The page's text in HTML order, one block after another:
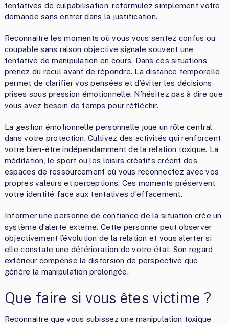
tentatives de culpabilisation, reformulez simplement votre
demande sans entrer dans la justification.
Reconnaître les moments où vous vous sentez confus ou
coupable sans raison objective signale souvent une
tentative de manipulation en cours. Dans ces situations,
prenez du recul avant de répondre. La distance temporelle
permet de clarifier vos pensées et d’éviter les décisions
prises sous pression émotionnelle. N’hésitez pas à dire que
vous avez besoin de temps pour réfléchir.
La gestion émotionnelle personnelle joue un rôle central
dans votre protection. Cultivez des activités qui renforcent
votre bien-être indépendamment de la relation toxique. La
méditation, le sport ou les loisirs créatifs créent des
espaces de ressourcement où vous reconnectez avec vos
propres valeurs et perceptions. Ces moments préservent
votre identité face aux tentatives d’effacement.
Informer une personne de confiance de la situation crée un
système d’alerte externe. Cette personne peut observer
objectivement l’évolution de la relation et vous alerter si
elle constate une détérioration de votre état. Son regard
extérieur compense la distorsion de perspective que
génère la manipulation prolongée.
Que faire si vous êtes victime ?
Reconnaître que vous subissez une manipulation toxique